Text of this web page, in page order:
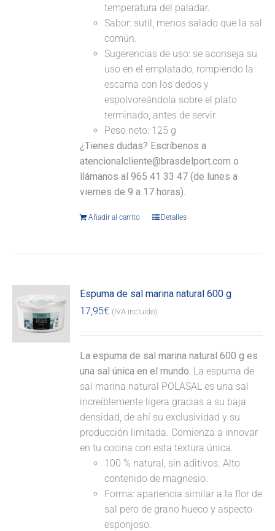
temperatura del paladar.
Sabor: sutil, menos salado que la sal
común.
Sugerencias de uso: se aconseja su
uso en el emplatado, rompiendo la
escama con los dedos y
espolvoreándola sobre el plato
terminado, antes de servir.
Peso neto: 125 g
¿Tienes dudas? Escríbenos a
atencionalcliente@brasdelport.com o
llámanos al 965 41 33 47 (de lunes a
viernes de 9 a 17 horas).
Añadir al carrito Detalles
Espuma de sal marina natural 600 g
17,95€ (IVA incluido)
La espuma de sal marina natural 600 g es
una sal única en el mundo. La espuma de
sal marina natural POLASAL es una sal
increíblemente ligera gracias a su baja
densidad, de ahí su exclusividad y su
producción limitada. Comienza a innovar
en tu cocina con esta textura única.
100 % natural, sin aditivos. Alto
contenido de magnesio.
Forma: apariencia similar a la flor de
sal pero de grano hueco y aspecto
esponjoso.